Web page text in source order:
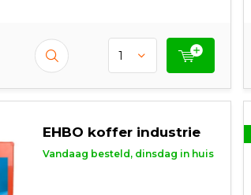
EHBO koffer industrie
Vandaag besteld, dinsdag in huis